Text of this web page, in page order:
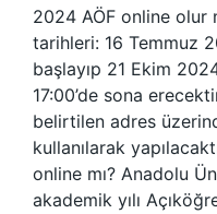
2024 AÖF online olur
tarihleri: 16 Temmuz
başlayıp 21 Ekim
17:00’de sona
belirtilen adres
kullanılarak
online mı? Anadolu
akademik yılı